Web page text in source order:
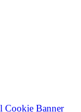
Cookie Banner